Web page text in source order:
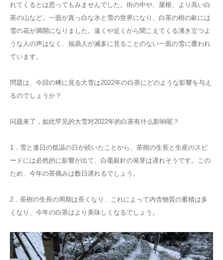
れてくるとは思ってもみませんでした。街の中や、屋根、より高い白
茶の山など。一面が真っ白な氷と雪の世界になり、白茶の樹の畝には
雪の花が満開になりました。遠くや近くから聞こえてくる沸き立つよ
うな人の声はなく、福鼎人が滅多に見ることのない一面の雪に覆われ
ています。
問題は、今回の稀に見る大雪は2022年の白茶にどのような影響を与え
るのでしょうか？
问题来了，如此罕见的大雪对2022年的白茶有什么影响呢？
1．雪と連日の低温の日が続いたことから、茶樹の生長と生産のスピ
ードには必然的に影響が出て、白毫銀針の発芽は遅れそうです。この
ため、今年の茶摘みは数日遅れるでしょう。
2．茶樹の生長の周期は長くなり、これによって内含物質の蓄積は多
くなり、今年の白茶はより美味しくなるでしょう。